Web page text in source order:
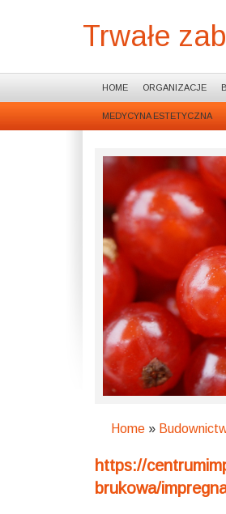
Trwałe
HOME ORGANIZACJE
MEDYCYNA ESTETYCZNA
Home »
https://
brukowa/